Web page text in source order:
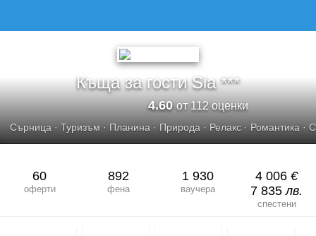
Къща за гости Sia ***
4.60от 112 оценки
Сърница · Туризъм · Планина · Природа · Релакс · Романтика ·
60
оферти
892
фена
1 930
ваучера
4 006 €
7 835лв.
спестени